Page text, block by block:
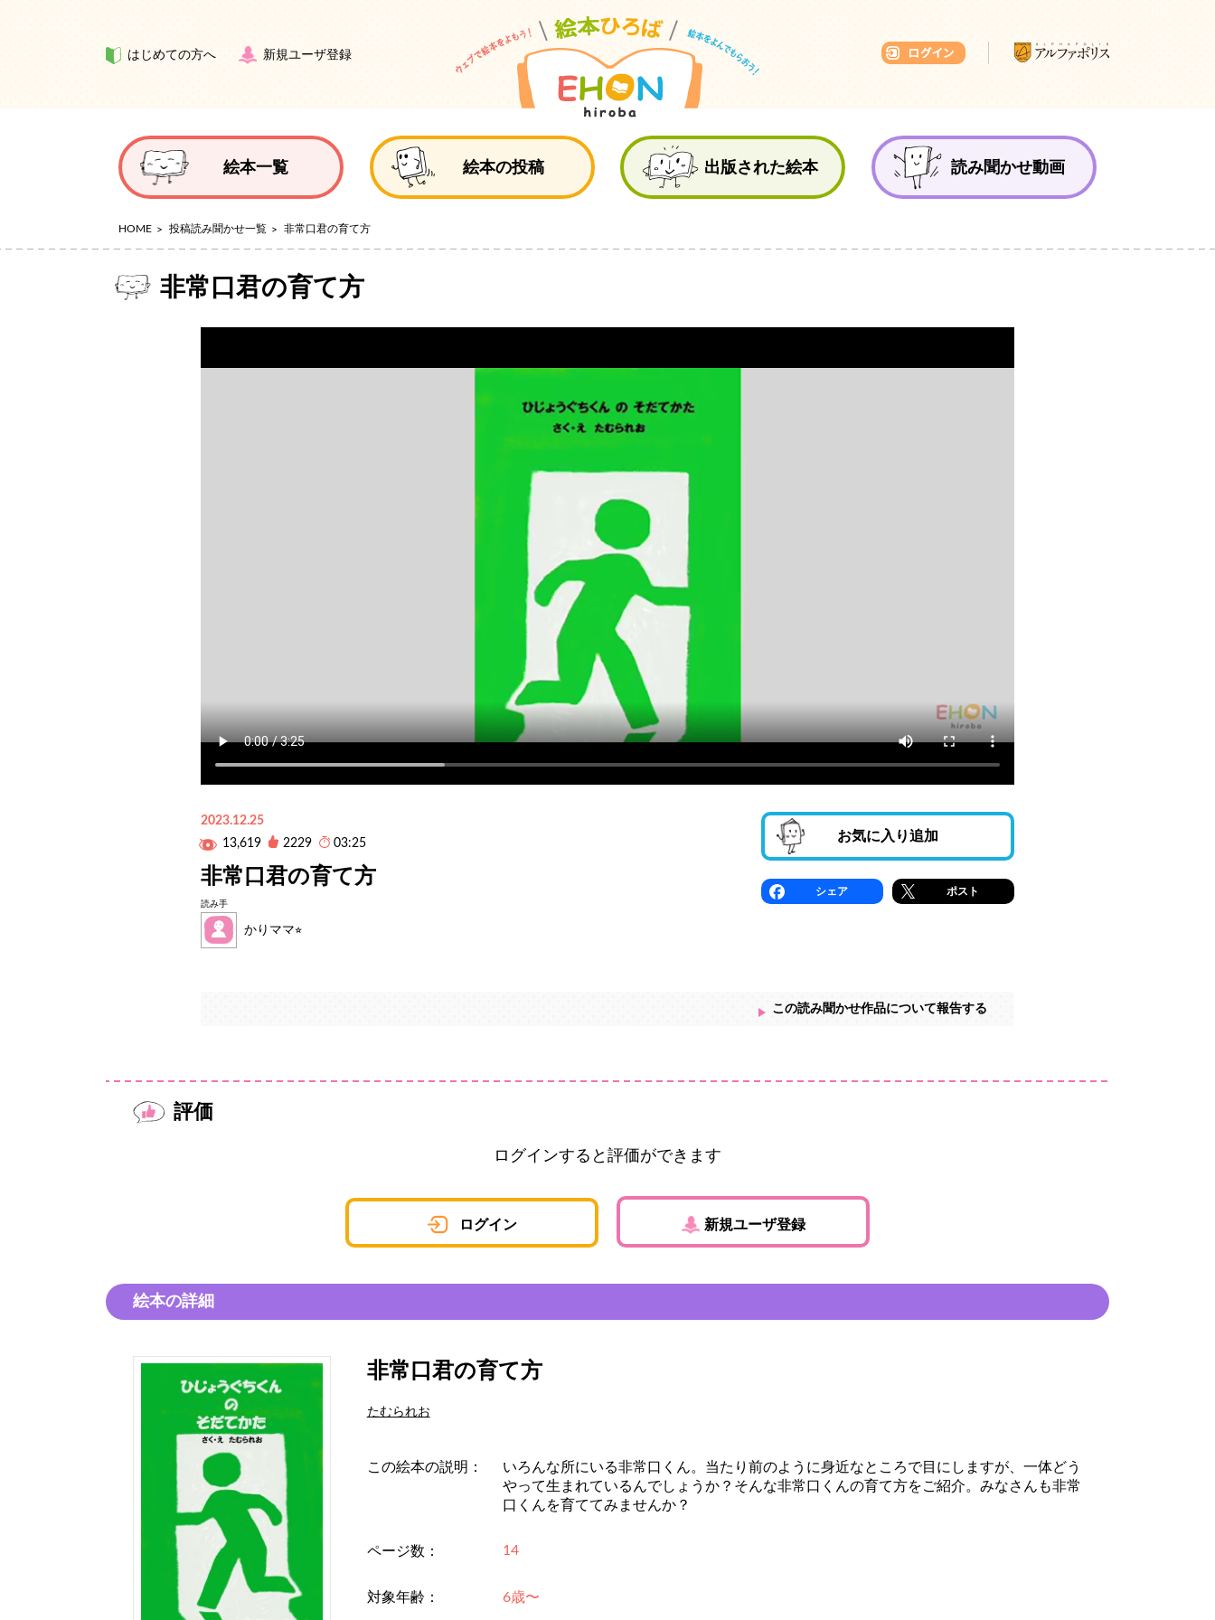
はじめての方へ 新規ユーザ登録
絵本一覧 絵本の投稿 出版された絵本 読み聞かせ動画
HOME 投稿読み聞かせ一覧 非常口君の育て方
非常口君の育て方
2023.12.25
13,619
2229 03:25
非常口君の育て方
読み手
かりママ⭐︎
お気に入り追加
シェア ポスト
この読み聞かせ作品について報告する
評価
ログインすると評価ができます
ログイン 新規ユーザ登録
絵本の詳細
非常口君の育て方
たむられお
この絵本の説明：
いろんな所にいる非常口くん。当たり前のように身近なところで目にしますが、一体どう
やって生まれているんでしょうか？そんな非常口くんの育て方をご紹介。みなさんも非常
口くんを育ててみませんか？
ページ数： 14
対象年齢： 6歳〜